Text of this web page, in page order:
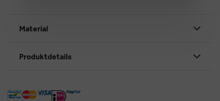
Material
Produktdetails